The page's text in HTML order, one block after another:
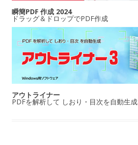
瞬簡PDF 作成 2024
ドラッグ＆ドロップでPDF作成
アウトライナー
PDFを解析して しおり・目次を自動生成